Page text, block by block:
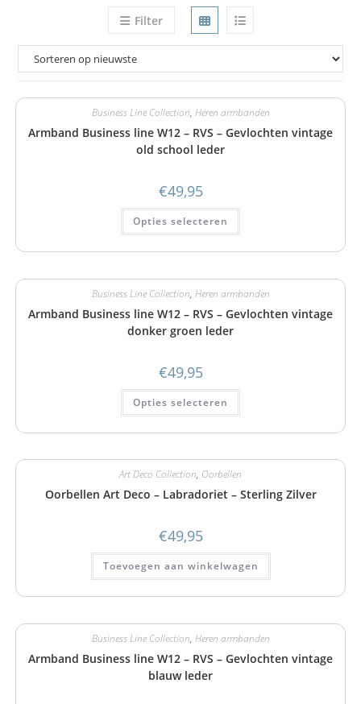
Filter
Business Line Collection, Heren armbanden
Armband Business line W12 – RVS – Gevlochten vintage
old school leder
€49,95
Opties selecteren
Business Line Collection, Heren armbanden
Armband Business line W12 – RVS – Gevlochten vintage
donker groen leder
€49,95
Opties selecteren
Art Deco Collection, Oorbellen
Oorbellen Art Deco – Labradoriet – Sterling Zilver
€49,95
Toevoegen aan winkelwagen
Business Line Collection, Heren armbanden
Armband Business line W12 – RVS – Gevlochten vintage
blauw leder